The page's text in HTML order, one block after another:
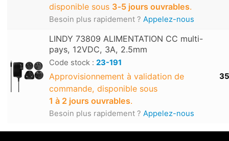
disponible sous 3‑5 jours ouvrables.
Besoin plus rapidement ? Appelez-nous
LINDY 73809 ALIMENTATION CC multi-
pays, 12VDC, 3A, 2.5mm
Code stock : 23-191
Approvisionnement à validation de
commande, disponible sous
1 à 2 jours ouvrables.
Besoin plus rapidement ? Appelez-nous